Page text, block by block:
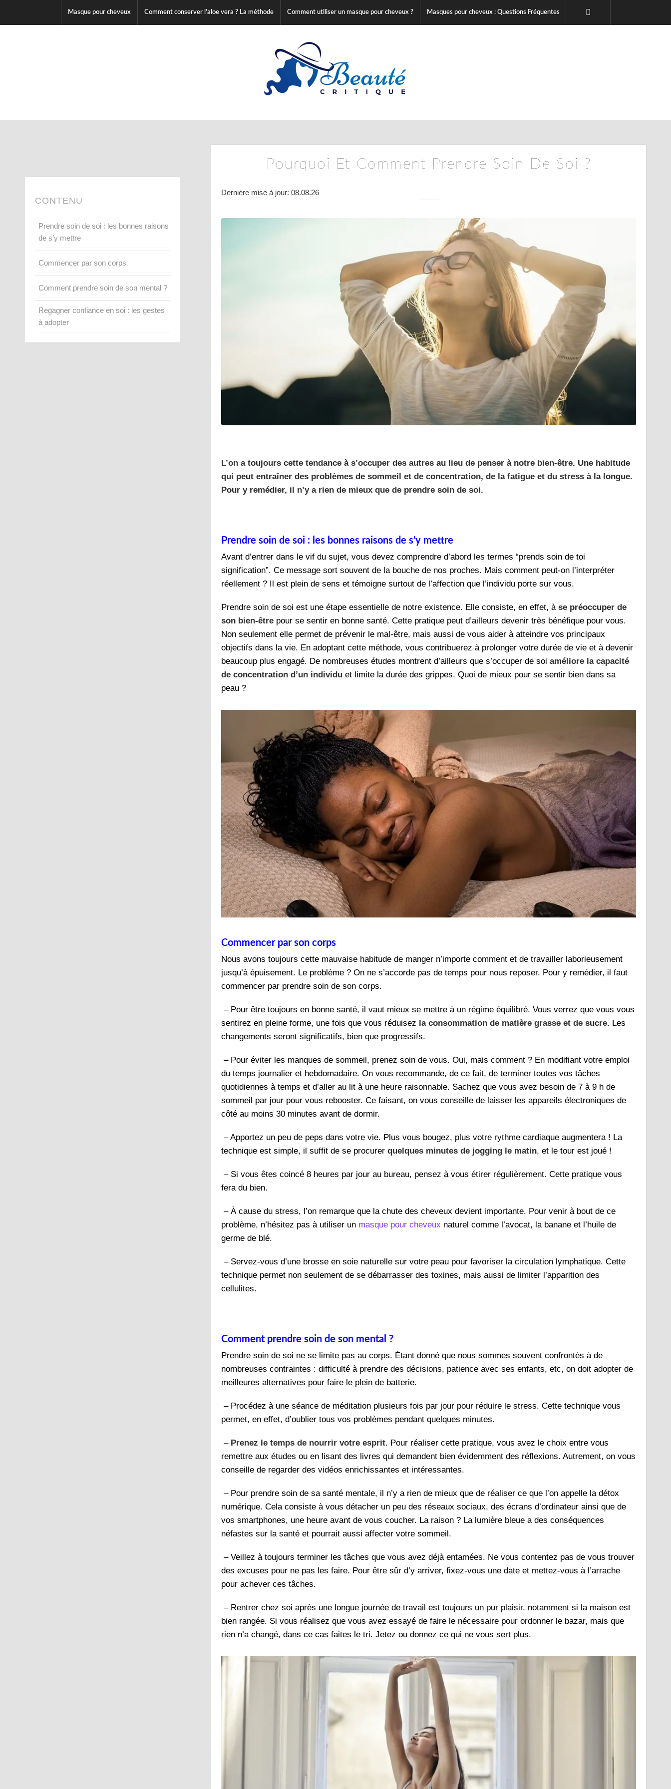
Masque pour cheveux Comment conserver l’aloe vera ? La méthode Comment utiliser un masque pour cheveux ? Masques pour cheveux : Questions Fréquentes
CONTENU
Prendre soin de soi : les bonnes raisons
de s’y mettre
Commencer par son corps
Comment prendre soin de son mental ?
Regagner confiance en soi : les gestes
à adopter
Pourquoi Et Comment Prendre Soin De Soi ?
Dernière mise à jour: 08.08.26
L’on a toujours cette tendance à s’occuper des autres au lieu de penser à notre bien-être. Une habitude
qui peut entraîner des problèmes de sommeil et de concentration, de la fatigue et du stress à la longue.
Pour y remédier, il n’y a rien de mieux que de prendre soin de soi.
Prendre soin de soi : les bonnes raisons de s’y mettre
Avant d’entrer dans le vif du sujet, vous devez comprendre d’abord les termes “prends soin de toi
signification”. Ce message sort souvent de la bouche de nos proches. Mais comment peut-on l’interpréter
réellement ? Il est plein de sens et témoigne surtout de l’affection que l’individu porte sur vous.
Prendre soin de soi est une étape essentielle de notre existence. Elle consiste, en effet, àse préoccuper de
son bien-être pour se sentir en bonne santé. Cette pratique peut d’ailleurs devenir très bénéfique pour vous.
Non seulement elle permet de prévenir le mal-être, mais aussi de vous aider à atteindre vos principaux
objectifs dans la vie. En adoptant cette méthode, vous contribuerez à prolonger votre durée de vie et à devenir
beaucoup plus engagé. De nombreuses études montrent d’ailleurs que s’occuper de soiaméliore la capacité
de concentration d’un individu et limite la durée des grippes. Quoi de mieux pour se sentir bien dans sa
peau ?
Commencer par son corps
Nous avons toujours cette mauvaise habitude de manger n’importe comment et de travailler laborieusement
jusqu’à épuisement. Le problème ? On ne s’accorde pas de temps pour nous reposer. Pour y remédier, il faut
commencer par prendre soin de son corps.
– Pour être toujours en bonne santé, il vaut mieux se mettre à un régime équilibré. Vous verrez que vous vous
sentirez en pleine forme, une fois que vous réduisez la consommation de matière grasse et de sucre. Les
changements seront significatifs, bien que progressifs.
– Pour éviter les manques de sommeil, prenez soin de vous. Oui, mais comment ? En modifiant votre emploi
du temps journalier et hebdomadaire. On vous recommande, de ce fait, de terminer toutes vos tâches
quotidiennes à temps et d’aller au lit à une heure raisonnable. Sachez que vous avez besoin de 7 à 9 h de
sommeil par jour pour vous rebooster. Ce faisant, on vous conseille de laisser les appareils électroniques de
côté au moins 30 minutes avant de dormir.
– Apportez un peu de peps dans votre vie. Plus vous bougez, plus votre rythme cardiaque augmentera ! La
technique est simple, il suffit de se procurerquelques minutes de jogging le matin, et le tour est joué !
– Si vous êtes coincé 8 heures par jour au bureau, pensez à vous étirer régulièrement. Cette pratique vous
fera du bien.
– À cause du stress, l’on remarque que la chute des cheveux devient importante. Pour venir à bout de ce
problème, n’hésitez pas à utiliser un masque pour cheveux naturel comme l’avocat, la banane et l’huile de
germe de blé.
– Servez-vous d’une brosse en soie naturelle sur votre peau pour favoriser la circulation lymphatique. Cette
technique permet non seulement de se débarrasser des toxines, mais aussi de limiter l’apparition des
cellulites.
Comment prendre soin de son mental ?
Prendre soin de soi ne se limite pas au corps. Étant donné que nous sommes souvent confrontés à de
nombreuses contraintes : difficulté à prendre des décisions, patience avec ses enfants, etc, on doit adopter de
meilleures alternatives pour faire le plein de batterie.
– Procédez à une séance de méditation plusieurs fois par jour pour réduire le stress. Cette technique vous
permet, en effet, d’oublier tous vos problèmes pendant quelques minutes.
– Prenez le temps de nourrir votre esprit. Pour réaliser cette pratique, vous avez le choix entre vous
remettre aux études ou en lisant des livres qui demandent bien évidemment des réflexions. Autrement, on vous
conseille de regarder des vidéos enrichissantes et intéressantes.
– Pour prendre soin de sa santé mentale, il n’y a rien de mieux que de réaliser ce que l’on appelle la détox
numérique. Cela consiste à vous détacher un peu des réseaux sociaux, des écrans d’ordinateur ainsi que de
vos smartphones, une heure avant de vous coucher. La raison ? La lumière bleue a des conséquences
néfastes sur la santé et pourrait aussi affecter votre sommeil.
– Veillez à toujours terminer les tâches que vous avez déjà entamées. Ne vous contentez pas de vous trouver
des excuses pour ne pas les faire. Pour être sûr d’y arriver, fixez-vous une date et mettez-vous à l’arrache
pour achever ces tâches.
– Rentrer chez soi après une longue journée de travail est toujours un pur plaisir, notamment si la maison est
bien rangée. Si vous réalisez que vous avez essayé de faire le nécessaire pour ordonner le bazar, mais que
rien n’a changé, dans ce cas faites le tri. Jetez ou donnez ce qui ne vous sert plus.